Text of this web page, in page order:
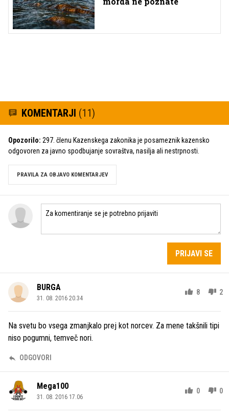
KOMENTARJI (11)
Opozorilo: 297. členu Kazenskega zakonika je posameznik kazensko
odgovoren za javno spodbujanje sovraštva, nasilja ali nestrpnosti.
PRAVILA ZA OBJAVO KOMENTARJEV
PRIJAVI SE
BURGA
31. 08. 2016 20.34
8 2
Na svetu bo vsega zmanjkalo prej kot norcev. Za mene takšnili tipi
niso pogumni, temveč nori.
ODGOVORI
Mega100
31. 08. 2016 17.06
0 0